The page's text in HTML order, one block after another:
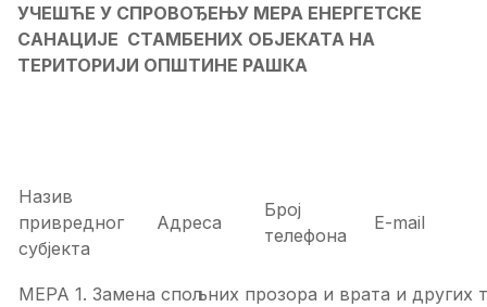
УЧЕШЋЕ У СПРОВОЂЕЊУ МЕРА ЕНЕРГЕТСКЕ
САНАЦИЈЕ СТАМБЕНИХ ОБЈЕКАТА НА
ТЕРИТОРИЈИ ОПШТИНЕ РАШКА
Назив
привредног
субјекта
Адреса
Број
телефона
E-mail
МЕРА 1. Замена спољних прозора и врата и других